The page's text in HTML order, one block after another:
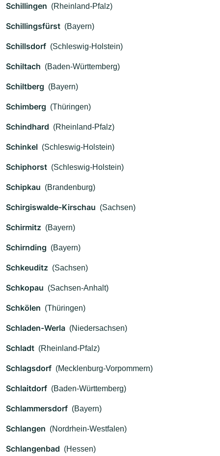
Schillingen (Rheinland-Pfalz)
Schillingsfürst (Bayern)
Schillsdorf (Schleswig-Holstein)
Schiltach (Baden-Württemberg)
Schiltberg (Bayern)
Schimberg (Thüringen)
Schindhard (Rheinland-Pfalz)
Schinkel (Schleswig-Holstein)
Schiphorst (Schleswig-Holstein)
Schipkau (Brandenburg)
Schirgiswalde-Kirschau (Sachsen)
Schirmitz (Bayern)
Schirnding (Bayern)
Schkeuditz (Sachsen)
Schkopau (Sachsen-Anhalt)
Schkölen (Thüringen)
Schladen-Werla (Niedersachsen)
Schladt (Rheinland-Pfalz)
Schlagsdorf (Mecklenburg-Vorpommern)
Schlaitdorf (Baden-Württemberg)
Schlammersdorf (Bayern)
Schlangen (Nordrhein-Westfalen)
Schlangenbad (Hessen)